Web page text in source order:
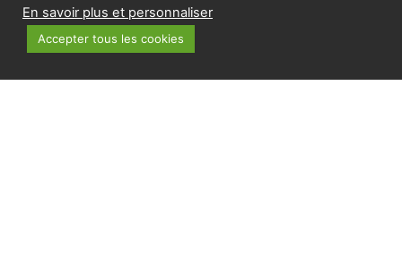
OFFRE DE SERVICES
INNOVATEURS
ACTUALITÉS
En savoir plus et personnaliser
Accepter tous les cookies